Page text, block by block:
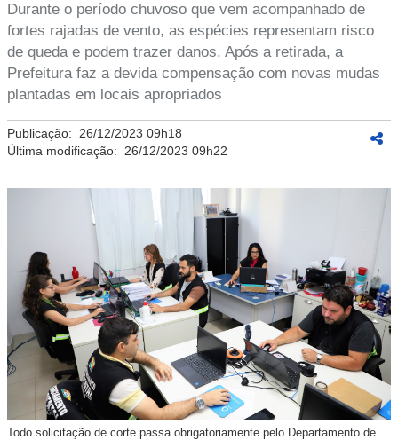
Durante o período chuvoso que vem acompanhado de
fortes rajadas de vento, as espécies representam risco
de queda e podem trazer danos. Após a retirada, a
Prefeitura faz a devida compensação com novas mudas
plantadas em locais apropriados
Publicação: 26/12/2023 09h18
Última modificação: 26/12/2023 09h22
Todo solicitação de corte passa obrigatoriamente pelo Departamento de